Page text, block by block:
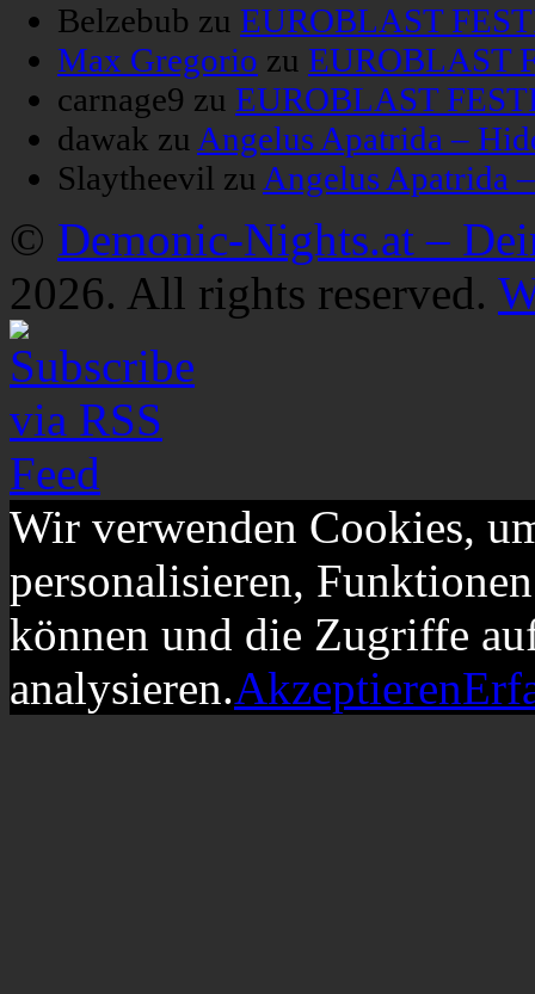
Belzebub zu EUROBLAST
Max Gregorio zu EUROBLAST
carnage9 zu EUROBLAST
dawak zuAngelus Apatrida –
Slaytheevil zuAngelus Apatrida
© Demonic-Nights.at –
2026. All rights reserved.
Wir verwenden Cookies,
personalisieren,
können und die Zugriffe
analysieren.Akzeptieren